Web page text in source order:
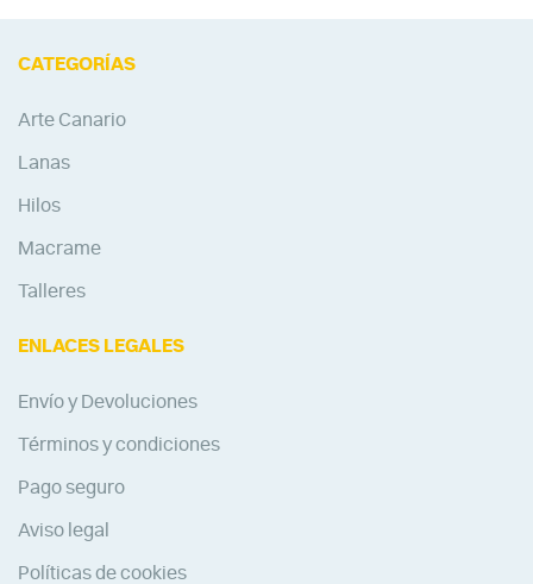
CATEGORÍAS
Arte Canario
Lanas
Hilos
Macrame
Talleres
ENLACES LEGALES
Envío y Devoluciones
Términos y condiciones
Pago seguro
Aviso legal
Políticas de cookies